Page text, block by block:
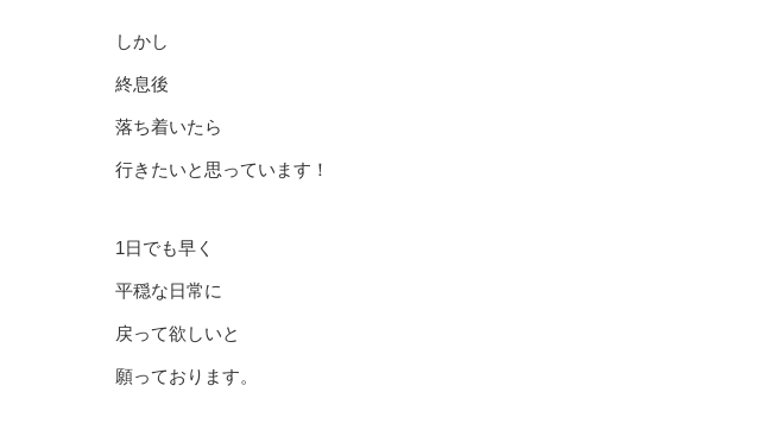
しかし
終息後
落ち着いたら
行きたいと思っています！
1日でも早く
平穏な日常に
戻って欲しいと
願っております。